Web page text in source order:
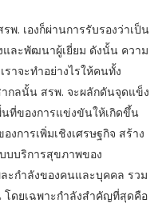
พ. เองก็ผ่านการรับรองว่าเป็น
และพัฒนาผู้เยี่ยม ดังนั้น ความ
าจะทำอย่างไรให้คนทั้ง
กลนั้น สรพ. จะผลักดันจุดแข็ง
ที่ของการแข่งขันให้เกิดขึ้น
งการเพิ่มเชิงเศรษฐกิจ สร้าง
บบริการสุขภาพของ
ะกำลังของคนและบุคคล รวม
โดยเฉพาะกำลังสำคัญที่สุดคือ